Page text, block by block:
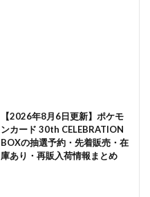
【2026年8月6日更新】ポケモ
ンカード 30th CELEBRATION
BOXの抽選予約・先着販売・在
庫あり・再販入荷情報まとめ